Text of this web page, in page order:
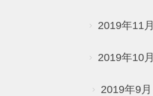
2019年11月
2019年10月
2019年9月